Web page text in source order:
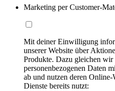
Marketing per Customer-
Mit deiner Einwilligung
unserer Website über
Produkte. Dazu gleichen wir
personenbezogenen Daten
ab und nutzen deren Online-
Dienste bereits nutzt: